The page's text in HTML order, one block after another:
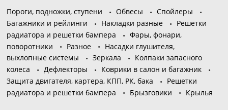
Пороги, подножки, ступени Обвесы
Спойлеры
Багажники и рейлинги
Накладки разные
Решетки
радиатора и решетки бампера
Фары, фонари,
поворотники
Разное
Насадки глушителя,
выхлопные системы
Зеркала
Колпаки запасного
колеса
Дефлекторы
Коврики в салон и багажник
Защита двигателя, картера, КПП, РК, бака
Решетки
радиатора и решетки бампера
Брызговики Крылья